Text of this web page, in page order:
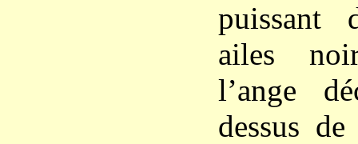
puissant
ailes
l’ange
dessus